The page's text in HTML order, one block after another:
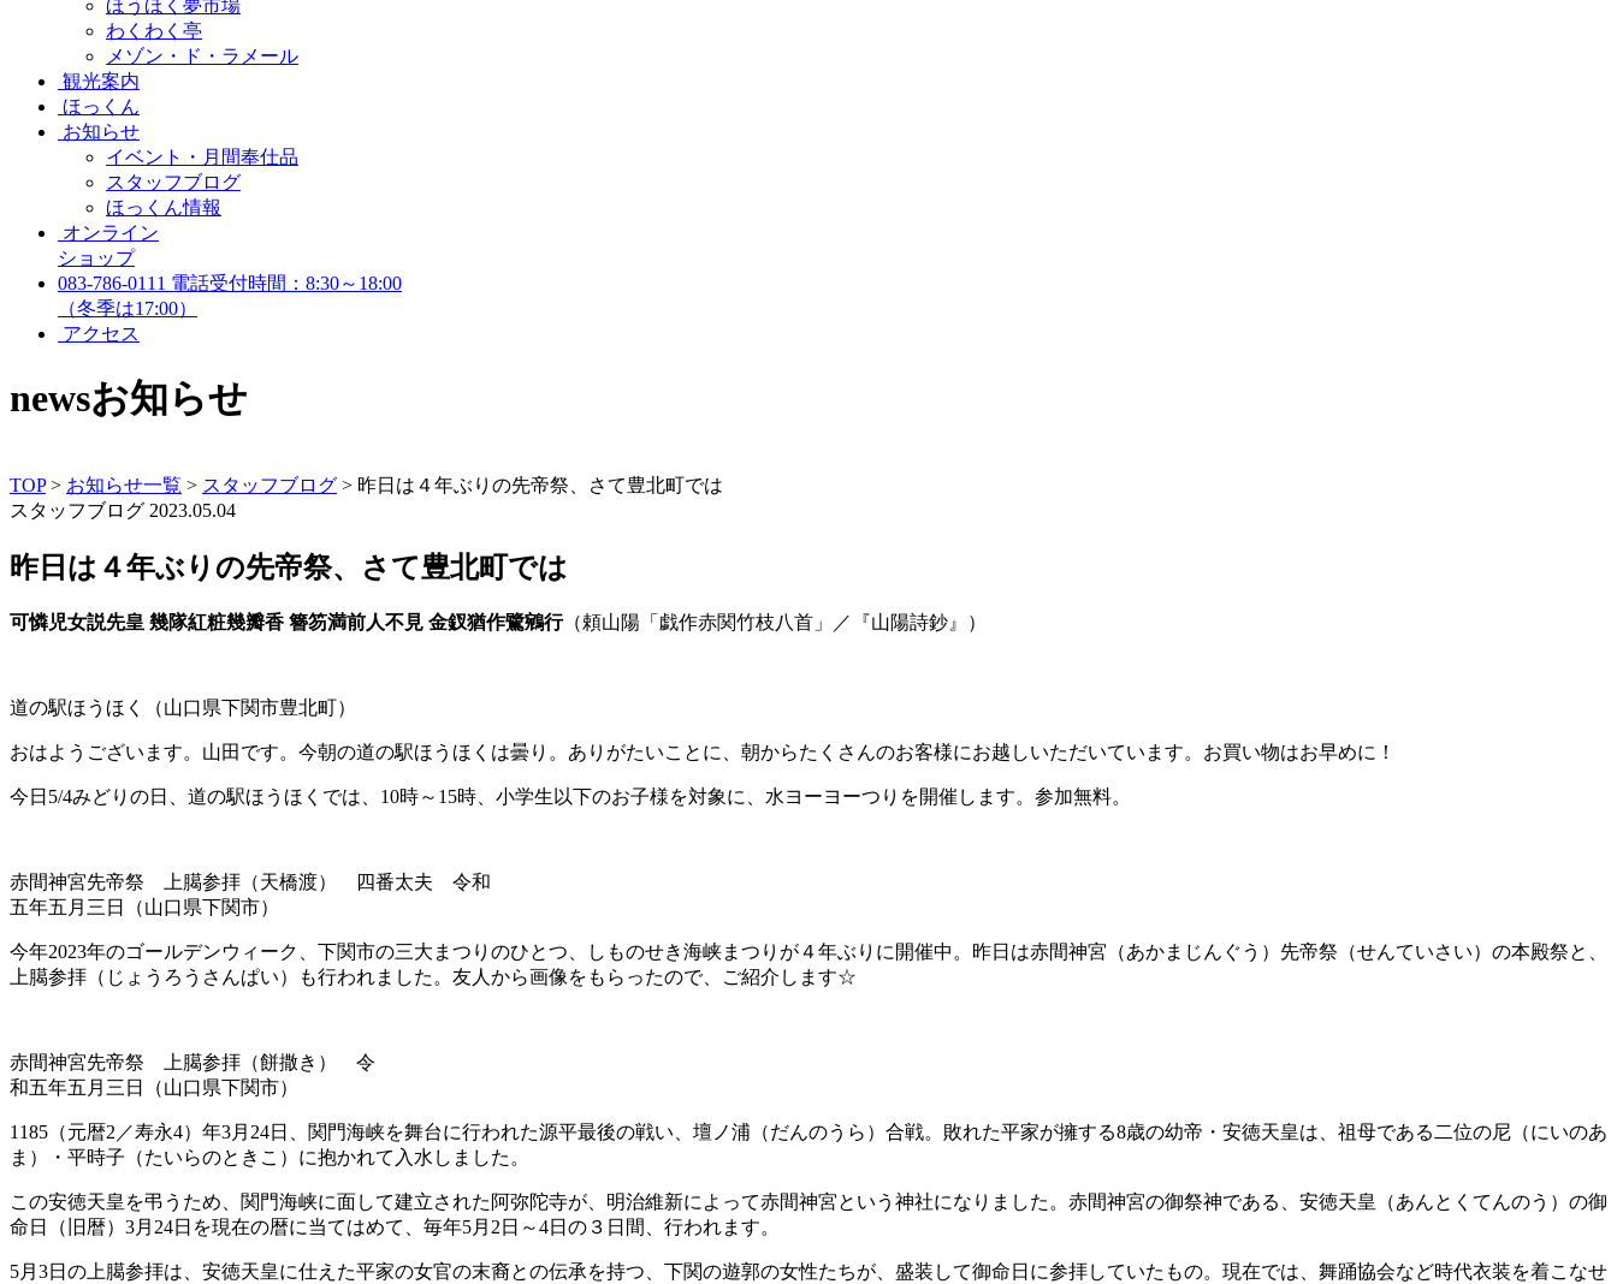
ほうほく夢市場
わくわく亭
メゾン・ド・ラメール
観光案内
ほっくん
お知らせ
イベント・月間奉仕品
スタッフブログ
ほっくん情報
オンライン
ショップ
083-786-0111 電話受付時間：8:30～18:00
（冬季は17:00）
アクセス
newsお知らせ
TOP> お知らせ一覧 > スタッフブログ > 昨日は４年ぶりの先帝祭、さて豊北町では
スタッフブログ 2023.05.04
昨日は４年ぶりの先帝祭、さて豊北町では
可憐児女説先皇 幾隊紅粧幾瓣香 簪笏満前人不見 金釵猶作鷺鵷行（頼山陽「戯作赤関竹枝八首」／『山陽詩鈔』）
道の駅ほうほく（山口県下関市豊北町）
おはようございます。山田です。今朝の道の駅ほうほくは曇り。ありがたいことに、朝からたくさんのお客様にお越しいただいています。お買い物はお早めに！
今日5/4みどりの日、道の駅ほうほくでは、10時～15時、小学生以下のお子様を対象に、水ヨーヨーつりを開催します。参加無料。
赤間神宮先帝祭 上臈参拝（天橋渡） 四番太夫 令和
五年五月三日（山口県下関市）
今年2023年のゴールデンウィーク、下関市の三大まつりのひとつ、しものせき海峡まつりが４年ぶりに開催中。昨日は赤間神宮（あかまじんぐう）先帝祭（せんていさい）の本殿祭と、
上臈参拝（じょうろうさんぱい）も行われました。友人から画像をもらったので、ご紹介します☆
赤間神宮先帝祭 上臈参拝（餅撒き） 令
和五年五月三日（山口県下関市）
1185（元暦2／寿永4）年3月24日、関門海峡を舞台に行われた源平最後の戦い、壇ノ浦（だんのうら）合戦。敗れた平家が擁する8歳の幼帝・安徳天皇は、祖母である二位の尼（にいのあ
ま）・平時子（たいらのときこ）に抱かれて入水しました。
この安徳天皇を弔うため、関門海峡に面して建立された阿弥陀寺が、明治維新によって赤間神宮という神社になりました。赤間神宮の御祭神である、安徳天皇（あんとくてんのう）の御
命日（旧暦）3月24日を現在の暦に当てはめて、毎年5月2日～4日の３日間、行われます。
5月3日の上臈参拝は、安徳天皇に仕えた平家の女官の末裔との伝承を持つ、下関の遊郭の女性たちが、盛装して御命日に参拝していたもの。現在では、舞踊協会など時代衣装を着こなせ